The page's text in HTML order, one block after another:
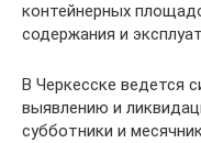
контейнерных
содержания и
В Черкесске ведется
выявлению и
субботники и